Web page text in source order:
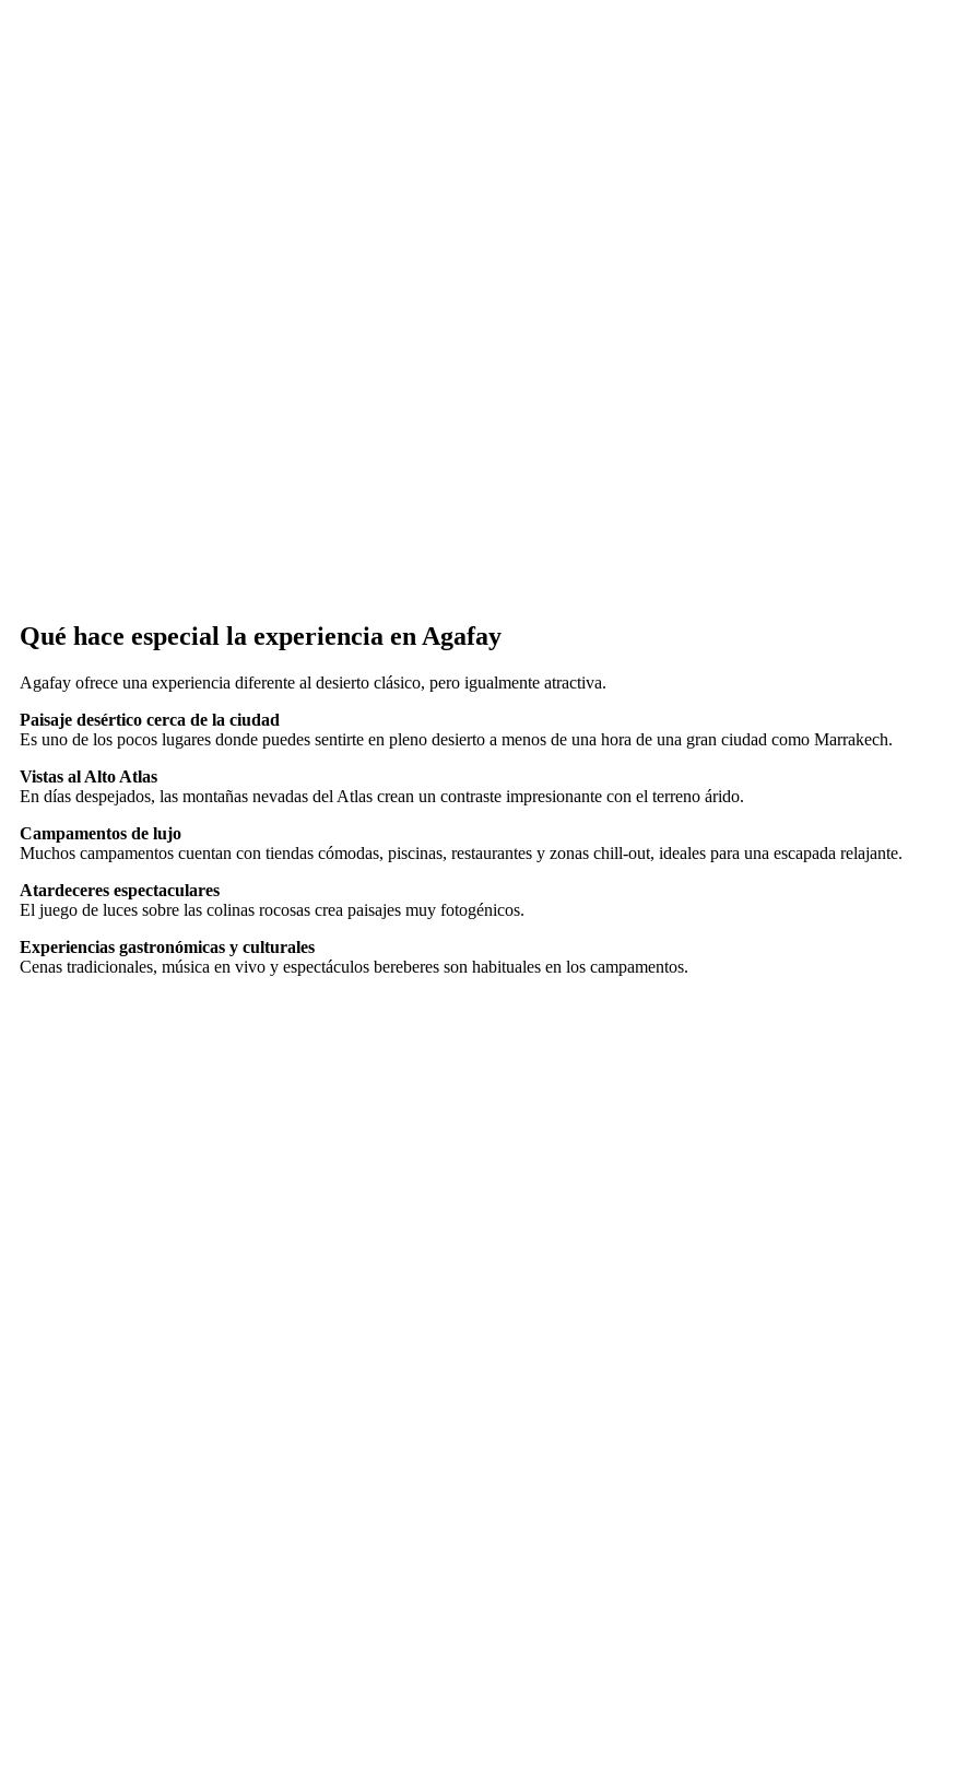
Qué hace especial la experiencia en Agafay
Agafay ofrece una experiencia diferente al desierto clásico, pero igualmente atractiva.
Paisaje desértico cerca de la ciudad
Es uno de los pocos lugares donde puedes sentirte en pleno desierto a menos de una hora de una gran ciudad como Marrakech.
Vistas al Alto Atlas
En días despejados, las montañas nevadas del Atlas crean un contraste impresionante con el terreno árido.
Campamentos de lujo
Muchos campamentos cuentan con tiendas cómodas, piscinas, restaurantes y zonas chill-out, ideales para una escapada relajante.
Atardeceres espectaculares
El juego de luces sobre las colinas rocosas crea paisajes muy fotogénicos.
Experiencias gastronómicas y culturales
Cenas tradicionales, música en vivo y espectáculos bereberes son habituales en los campamentos.